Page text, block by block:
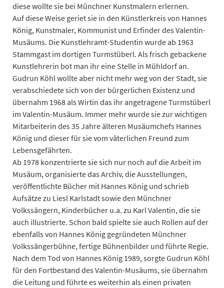
diese wollte sie bei Münchner Kunstmalern erlernen.
­Auf diese Weise geriet sie in den Künstlerkreis von Hannes
König, Kunstmaler, Kommunist und Erfinder des Valentin-
Musäums. Die Kunstlehramt-Studentin wurde ab 1963
Stammgast im dortigen Turmstüberl. Als frisch gebackene
Kunstlehrerin bot man ihr eine Stelle in Mühldorf an.
Gudrun Köhl wollte aber nicht mehr weg von der Stadt, sie
verabschiedete sich von der bürgerlichen Existenz und
übernahm 1968 als Wirtin das ihr angetragene Turmstüberl
im Valentin-Musäum. Immer mehr wurde sie zur wichtigen
Mitarbeiterin des 35 Jahre älteren Musäumchefs Hannes
König und dieser für sie vom väterlichen Freund zum
Lebensgefährten.
Ab 1978 konzentrierte sie sich nur noch auf die Arbeit im
Musäum, organisierte das Archiv, die Ausstellungen,
veröffentlichte Bücher mit Hannes König und schrieb
Aufsätze zu Liesl Karlstadt sowie den Münchner
Volkssängern, Kinderbücher u.a. zu Karl Valentin, die sie
auch illustrierte. Schon bald spielte sie auch Rollen auf der
ebenfalls von Hannes König gegründeten Münchner
Volkssängerbühne, fertige Bühnenbilder und führte Regie.
Nach dem Tod von Hannes König 1989, sorgte Gudrun Köhl
für den Fortbestand des Valentin-Musäums, sie übernahm
die Leitung und führte es weiterhin als einen privaten